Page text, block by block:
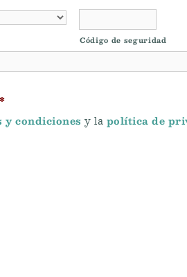
Código de seguridad
*
y condiciones y la política de